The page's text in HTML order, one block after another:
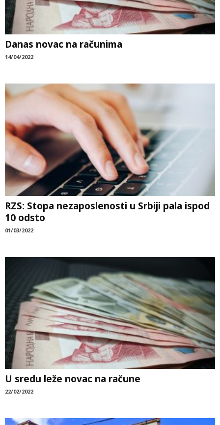
Danas novac na računima
14/04/2022
RZS: Stopa nezaposlenosti u Srbiji pala ispod
10 odsto
01/03/2022
U sredu leže novac na račune
22/02/2022